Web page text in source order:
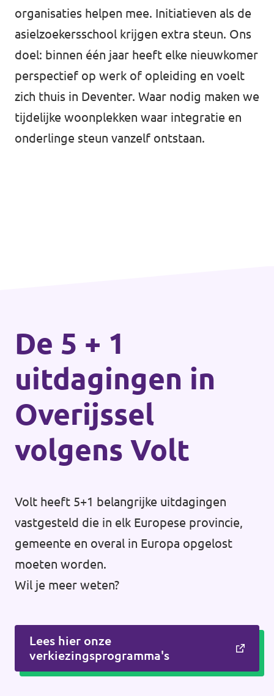
organisaties helpen mee. Initiatieven als de
asielzoekersschool krijgen extra steun. Ons
doel: binnen één jaar heeft elke nieuwkomer
perspectief op werk of opleiding en voelt
zich thuis in Deventer. Waar nodig maken we
tijdelijke woonplekken waar integratie en
onderlinge steun vanzelf ontstaan.
De 5 + 1
uitdagingen in
Overijssel
volgens Volt
Volt heeft 5+1 belangrijke uitdagingen
vastgesteld die in elk Europese provincie,
gemeente en overal in Europa opgelost
moeten worden.
Wil je meer weten?
Lees hier onze
verkiezingsprogramma's